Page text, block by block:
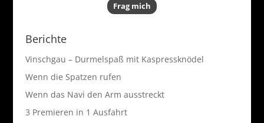
Frag mich
Berichte
Vinschgau – Durmelspaß mit Kaspressknödel
Wenn die Spatzen rufen
Wenn das Navi den Arm ausstreckt
3 Premieren in 1 Ausfahrt